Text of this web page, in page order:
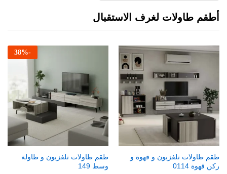
أطقم طاولات لغرف الاستقبال
طقم طاولات تلفزيون و قهوة و
ركن قهوة 0114
-
38%
طقم طاولات تلفزيون و طاولة
وسط 149